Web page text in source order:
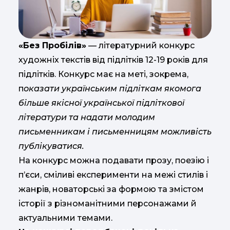
«Без Пробілів» — літературний конкурс
художніх текстів від підлітків 12-19 років для
підлітків. Конкурс має на меті, зокрема,
показати українським підліткам якомога
більше якісної української підліткової
літератури та надати молодим
письменникам і письменницям можливість
публікуватися.
На конкурс можна подавати прозу, поезію і
п’єси, сміливі експерименти на межі стилів і
жанрів, новаторські за формою та змістом
історії з різноманітними персонажами й
актуальними темами.